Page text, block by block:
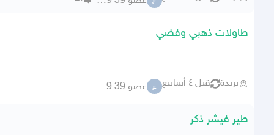
طاولات ذهبي وفضي
بريدة قبل ٤ أسابيع ع عضو 39 78989
طير فيشر ذكر